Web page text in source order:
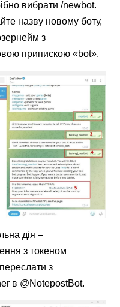
вибрати /newbot.
назву новому боту,
з
припискою «bot».
дія –
з токеном
з
в @NotepostBot.